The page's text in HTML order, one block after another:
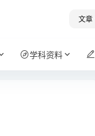
文章
学科资料